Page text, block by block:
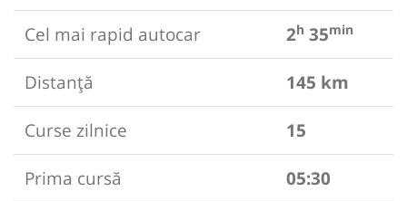
Cel mai rapid autocar
2h 35min
Distanță
145 km
Curse zilnice
15
Prima cursă
05:30